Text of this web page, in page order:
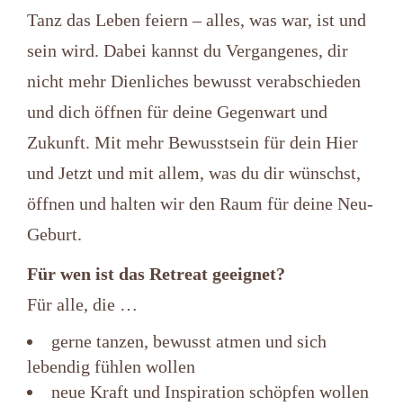
Tanz das Leben feiern – alles, was war, ist und
sein wird. Dabei kannst du Vergangenes, dir
nicht mehr Dienliches bewusst verabschieden
und dich öffnen für deine Gegenwart und
Zukunft. Mit mehr Bewusstsein für dein Hier
und Jetzt und mit allem, was du dir wünschst,
öffnen und halten wir den Raum für deine Neu-
Geburt.
Für wen ist das Retreat geeignet?
Für alle, die …
gerne tanzen, bewusst atmen und sich
lebendig fühlen wollen
neue Kraft und Inspiration schöpfen wollen